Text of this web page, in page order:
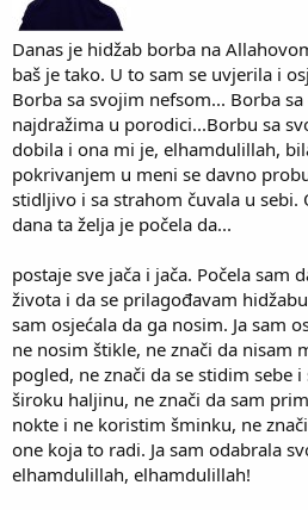
e
r
Danas je hidžab borba na
baš je tako. U to sam se uvjerila i
Borba sa svojim nefsom... Borba
najdražima u porodici...Borbu sa
dobila i ona mi je, elhamdulillah,
pokrivanjem u meni se davno
stidljivo i sa strahom čuvala u
dana ta želja je počela da...
postaje sve jača i jača. Počela sam
života i da se prilagođavam
sam osjećala da ga nosim. Ja sam
ne nosim štikle, ne znači da nisam
pogled, ne znači da se stidim sebe
široku haljinu, ne znači da sam
nokte i ne koristim šminku, ne
one koja to radi. Ja sam odabrala
elhamdulillah, elhamdulillah!